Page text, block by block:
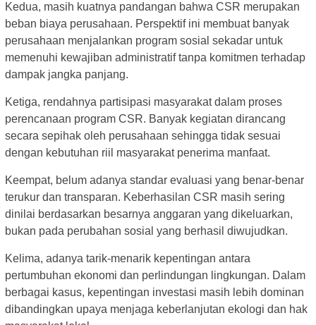
Kedua, masih kuatnya pandangan bahwa CSR merupakan
beban biaya perusahaan. Perspektif ini membuat banyak
perusahaan menjalankan program sosial sekadar untuk
memenuhi kewajiban administratif tanpa komitmen terhadap
dampak jangka panjang.
Ketiga, rendahnya partisipasi masyarakat dalam proses
perencanaan program CSR. Banyak kegiatan dirancang
secara sepihak oleh perusahaan sehingga tidak sesuai
dengan kebutuhan riil masyarakat penerima manfaat.
Keempat, belum adanya standar evaluasi yang benar-benar
terukur dan transparan. Keberhasilan CSR masih sering
dinilai berdasarkan besarnya anggaran yang dikeluarkan,
bukan pada perubahan sosial yang berhasil diwujudkan.
Kelima, adanya tarik-menarik kepentingan antara
pertumbuhan ekonomi dan perlindungan lingkungan. Dalam
berbagai kasus, kepentingan investasi masih lebih dominan
dibandingkan upaya menjaga keberlanjutan ekologi dan hak